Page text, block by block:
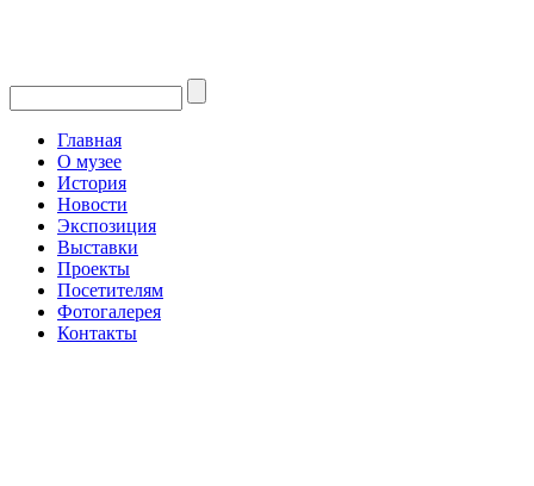
Главная
О музее
История
Новости
Экспозиция
Выставки
Проекты
Посетителям
Фотогалерея
Контакты